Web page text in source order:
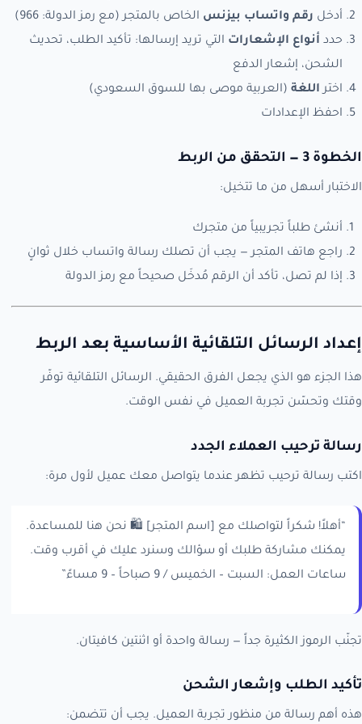
أدخل رقم واتساب بيزنس الخاص بالمتجر (مع رمز الدولة: 966)
حدد أنواع الإشعارات التي تريد إرسالها: تأكيد الطلب، تحديث
الشحن، إشعار الدفع
اختر اللغة (العربية موصى بها للسوق السعودي)
احفظ الإعدادات
الخطوة 3 — التحقق من الربط
الاختبار أسهل من ما تتخيل:
أنشئ طلباً تجريبياً من متجرك
راجع هاتف المتجر — يجب أن تصلك رسالة واتساب خلال ثوانٍ
إذا لم تصل، تأكد أن الرقم مُدخَل صحيحاً مع رمز الدولة
إعداد الرسائل التلقائية الأساسية بعد الربط
هذا الجزء هو الذي يجعل الفرق الحقيقي. الرسائل التلقائية توفّر
وقتك وتحسّن تجربة العميل في نفس الوقت.
رسالة ترحيب العملاء الجدد
اكتب رسالة ترحيب تظهر عندما يتواصل معك عميل لأول مرة:
“أهلاً! شكراً لتواصلك مع [اسم المتجر] 🛍️ نحن هنا للمساعدة.
يمكنك مشاركة طلبك أو سؤالك وسنرد عليك في أقرب وقت.
ساعات العمل: السبت – الخميس / 9 صباحاً – 9 مساءً”
تجنّب الرموز الكثيرة جداً — رسالة واحدة أو اثنتين كافيتان.
تأكيد الطلب وإشعار الشحن
هذه أهم رسالة من منظور تجربة العميل. يجب أن تتضمن: